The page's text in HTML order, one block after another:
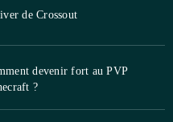
de Crossout
devenir fort au PVP
?